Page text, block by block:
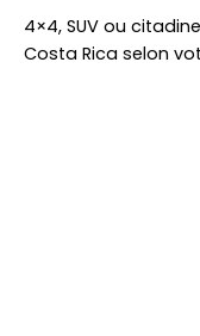
4×4, SUV ou
Costa Rica selon